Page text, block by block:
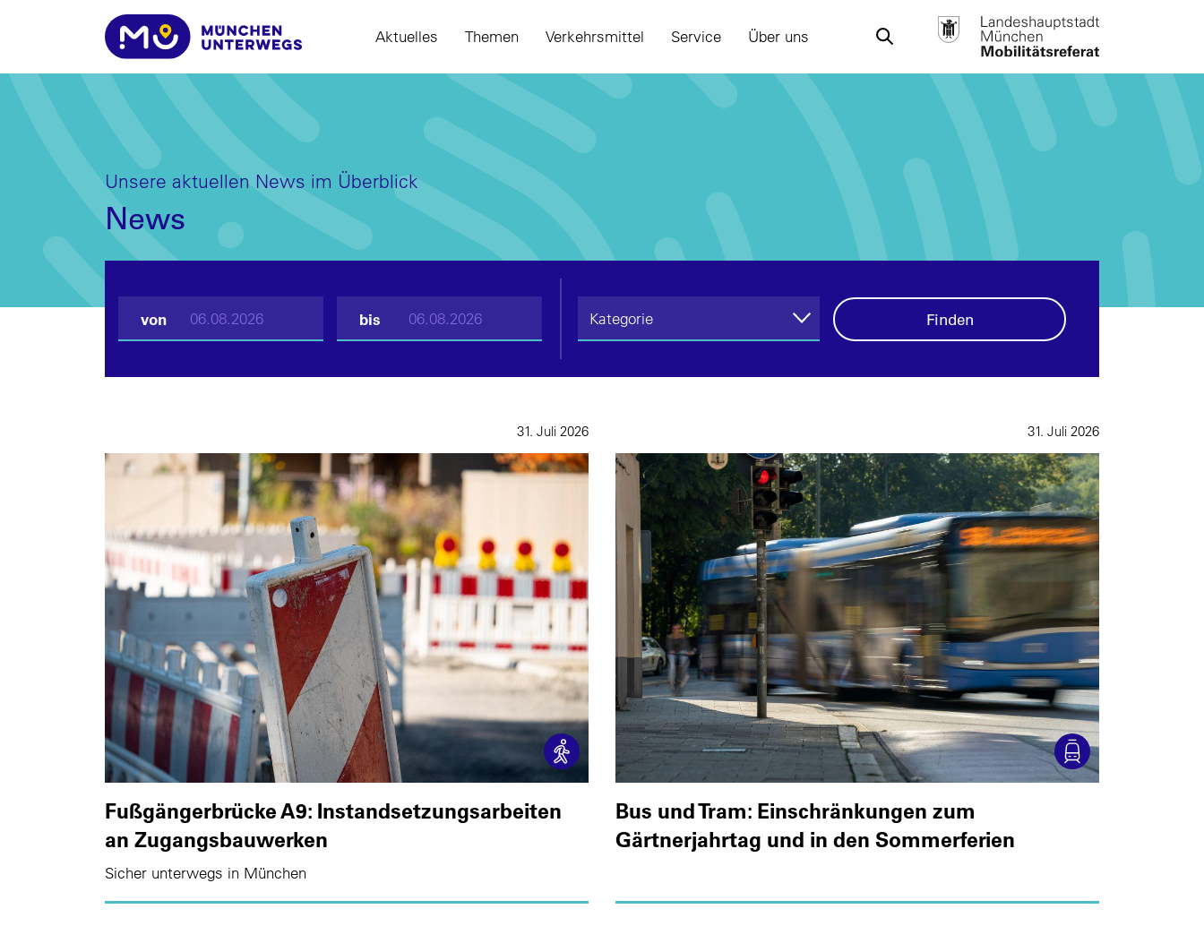
Aktuelles Themen Verkehrsmittel Service Über uns
Unsere aktuellen News im Überblick
News
von bis Finden
31. Juli 2026
Fußgängerbrücke A9: Instandsetzungsarbeiten
an Zugangsbauwerken
Sicher unterwegs in München
31. Juli 2026
Bus und Tram: Einschränkungen zum
Gärtnerjahrtag und in den Sommerferien